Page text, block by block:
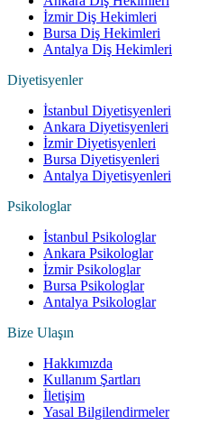
İzmir Diş Hekimleri
Bursa Diş Hekimleri
Antalya Diş Hekimleri
Diyetisyenler
İstanbul Diyetisyenleri
Ankara Diyetisyenleri
İzmir Diyetisyenleri
Bursa Diyetisyenleri
Antalya Diyetisyenleri
Psikologlar
İstanbul Psikologlar
Ankara Psikologlar
İzmir Psikologlar
Bursa Psikologlar
Antalya Psikologlar
Bize Ulaşın
Hakkımızda
Kullanım Şartları
İletişim
Yasal Bilgilendirmeler